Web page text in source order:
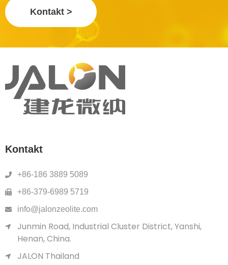
Kontakt >
Kontakt
+86-186 3889 5089
+86-379-6989 5719
info@jalonzeolite.com
Junmin Road, Industrial Cluster District, Yanshi,
Henan, China.
JALON Thailand